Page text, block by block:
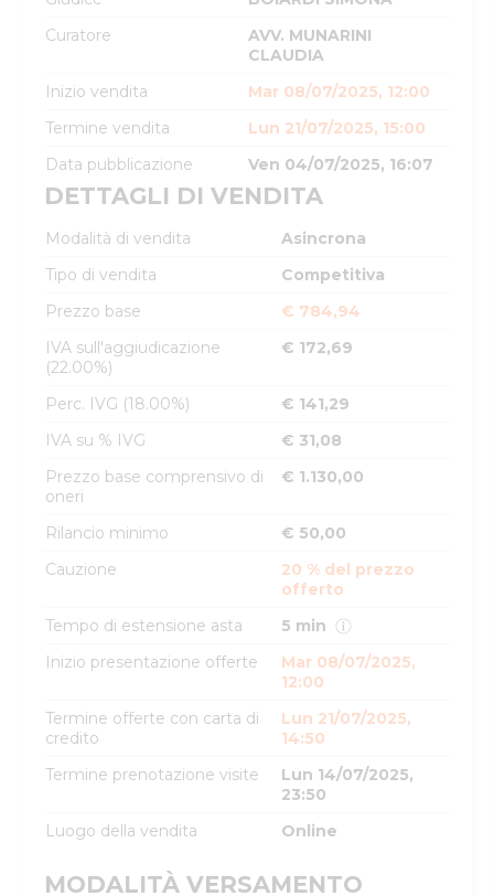
Curatore
AVV. MUNARINI
CLAUDIA
Inizio vendita
Mar 08/07/2025, 12:00
Termine vendita
Lun 21/07/2025, 15:00
Data pubblicazione
Ven 04/07/2025, 16:07
DETTAGLI DI VENDITA
Modalità di vendita
Asincrona
Tipo di vendita
Competitiva
Prezzo base
€ 784,94
IVA sull'aggiudicazione
(22.00%)
€ 172,69
Perc. IVG (18.00%)
€ 141,29
IVA su % IVG
€ 31,08
Prezzo base comprensivo di
oneri
€ 1.130,00
Rilancio minimo
€ 50,00
Cauzione
20 % del prezzo
offerto
Tempo di estensione asta
5 min
Inizio presentazione offerte
Mar 08/07/2025,
12:00
Termine offerte con carta di
credito
Lun 21/07/2025,
14:50
Termine prenotazione visite
Lun 14/07/2025,
23:50
Luogo della vendita
Online
MODALITÀ VERSAMENTO